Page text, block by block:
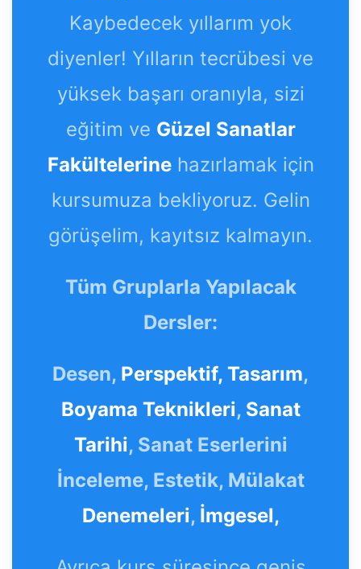
Kaybedecek yıllarım yok
diyenler! Yılların tecrübesi ve
yüksek başarı oranıyla, sizi
eğitim ve Güzel Sanatlar
Fakültelerinehazırlamak için
kursumuza bekliyoruz. Gelin
görüşelim, kayıtsız kalmayın.
Tüm Gruplarla Yapılacak
Dersler:
Desen, Perspektif, Tasarım,
Boyama Teknikleri, Sanat
Tarihi, Sanat Eserlerini
İnceleme, Estetik, Mülakat
Denemeleri, İmgesel,